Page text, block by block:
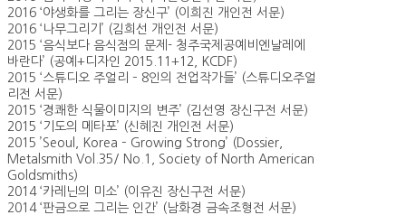
2016 ‘야생화를 그리는 장신구’ (이희진 개인전 서문)
2016 ‘나무그리기’ (김희선 개인전 서문)
2015 ‘음식보다 음식점의 문제- 청주국제공예비엔날레에
바란다’ (공예+디자인 2015.11+12, KCDF)
2015 ‘스튜디오 주얼리 – 8인의 전업작가들’ (스튜디오주얼
리전 서문)
2015 ‘경쾌한 식물이미지의 변주’ (김선영 장신구전 서문)
2015 ‘기도의 메타포’ (신혜진 개인전 서문)
2015 ’Seoul, Korea – Growing Strong’ (Dossier,
Metalsmith Vol.35/ No.1, Society of North American
Goldsmiths)
2014 ‘카레닌의 미소’ (이유진 장신구전 서문)
2014 ‘판금으로 그리는 인간’ (남화경 금속조형전 서문)